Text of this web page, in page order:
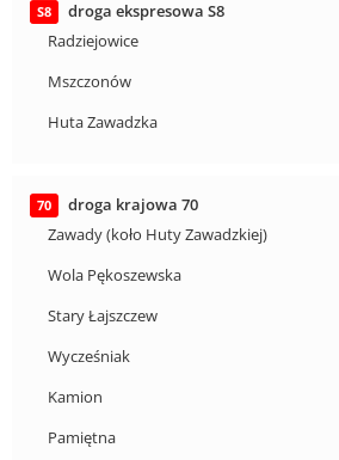
S8
droga ekspresowa S8
Radziejowice
Mszczonów
Huta Zawadzka
70
droga krajowa 70
Zawady (koło Huty Zawadzkiej)
Wola Pękoszewska
Stary Łajszczew
Wycześniak
Kamion
Pamiętna